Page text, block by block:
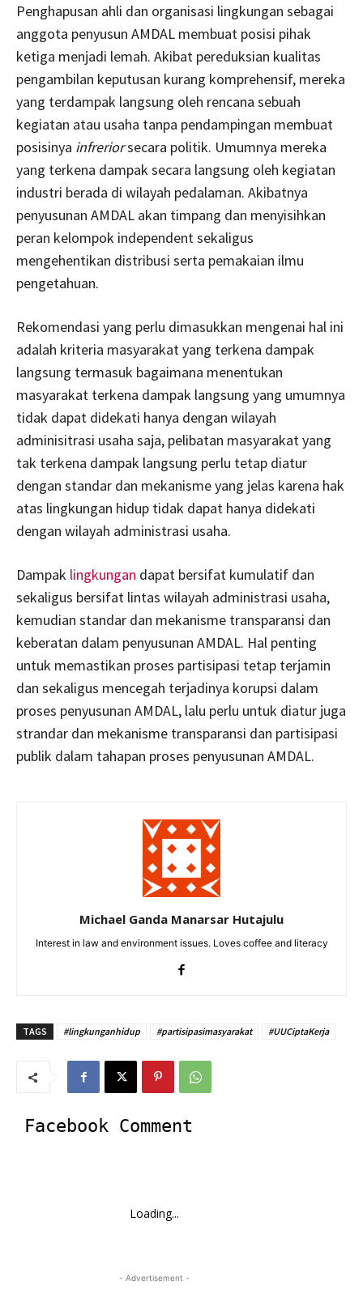
Penghapusan ahli dan organisasi lingkungan sebagai
anggota penyusun AMDAL membuat posisi pihak
ketiga menjadi lemah. Akibat pereduksian kualitas
pengambilan keputusan kurang komprehensif, mereka
yang terdampak langsung oleh rencana sebuah
kegiatan atau usaha tanpa pendampingan membuat
posisinya infreriorsecara politik. Umumnya mereka
yang terkena dampak secara langsung oleh kegiatan
industri berada di wilayah pedalaman. Akibatnya
penyusunan AMDAL akan timpang dan menyisihkan
peran kelompok independent sekaligus
mengehentikan distribusi serta pemakaian ilmu
pengetahuan.
Rekomendasi yang perlu dimasukkan mengenai hal ini
adalah kriteria masyarakat yang terkena dampak
langsung termasuk bagaimana menentukan
masyarakat terkena dampak langsung yang umumnya
tidak dapat didekati hanya dengan wilayah
adminisitrasi usaha saja, pelibatan masyarakat yang
tak terkena dampak langsung perlu tetap diatur
dengan standar dan mekanisme yang jelas karena hak
atas lingkungan hidup tidak dapat hanya didekati
dengan wilayah administrasi usaha.
Dampak lingkungan dapat bersifat kumulatif dan
sekaligus bersifat lintas wilayah administrasi usaha,
kemudian standar dan mekanisme transparansi dan
keberatan dalam penyusunan AMDAL. Hal penting
untuk memastikan proses partisipasi tetap terjamin
dan sekaligus mencegah terjadinya korupsi dalam
proses penyusunan AMDAL, lalu perlu untuk diatur juga
strandar dan mekanisme transparansi dan partisipasi
publik dalam tahapan proses penyusunan AMDAL.
Michael Ganda Manarsar Hutajulu
Interest in law and environment issues. Loves coffee and literacy
TAGS #lingkunganhidup #partisipasimasyarakat #UUCiptaKerja
Facebook Comment
Loading...
- Advertisement -